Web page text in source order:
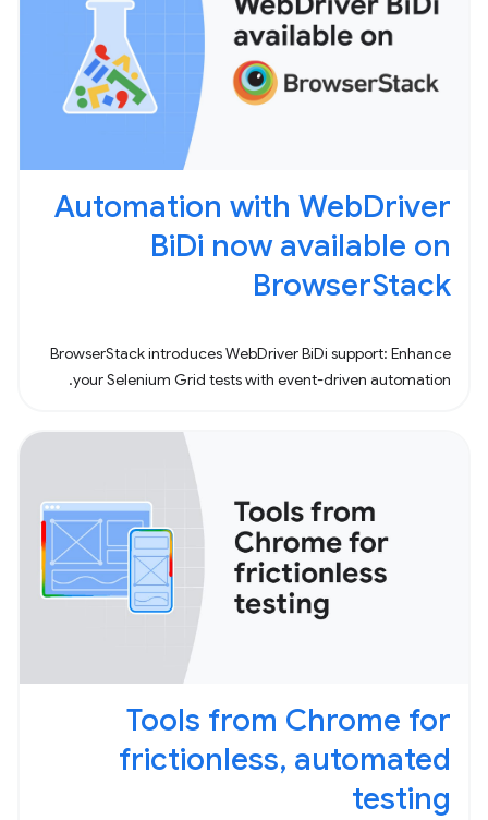
Automation with WebDriver
BiDi now available on
BrowserStack
BrowserStack introduces WebDriver BiDi support: Enhance
your Selenium Grid tests with event-driven automation.
Tools from Chrome for
frictionless, automated
testing